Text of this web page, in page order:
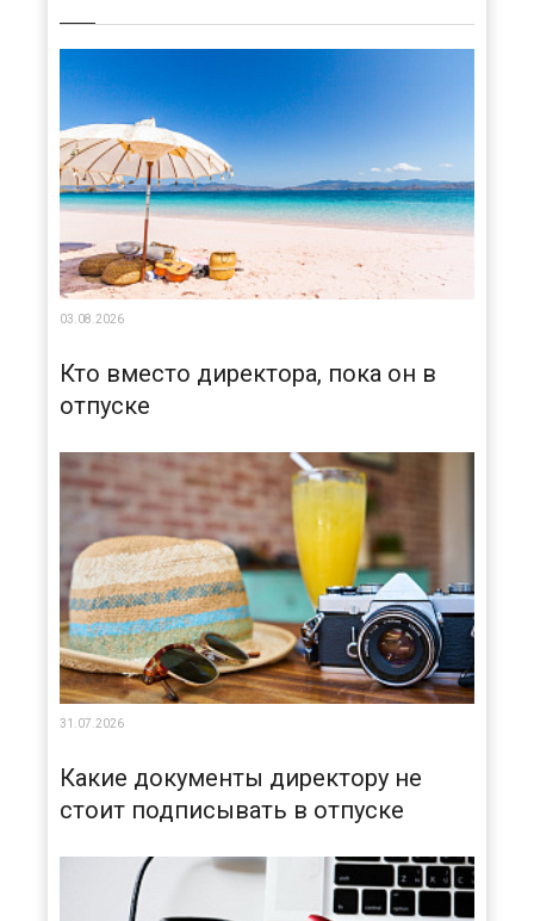
03.08.2026
Кто вместо директора, пока он в
отпуске
31.07.2026
Какие документы директору не
стоит подписывать в отпуске